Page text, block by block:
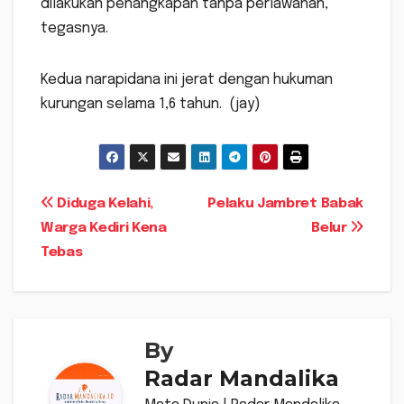
dilakukan penangkapan tanpa perlawanan,”
tegasnya.
Kedua narapidana ini jerat dengan hukuman
kurungan selama 1,6 tahun. (jay)
Navigasi
pos
Pelaku Jambret Babak
Belur
Diduga Kelahi,
Warga Kediri Kena
Tebas
By
Radar Mandalika